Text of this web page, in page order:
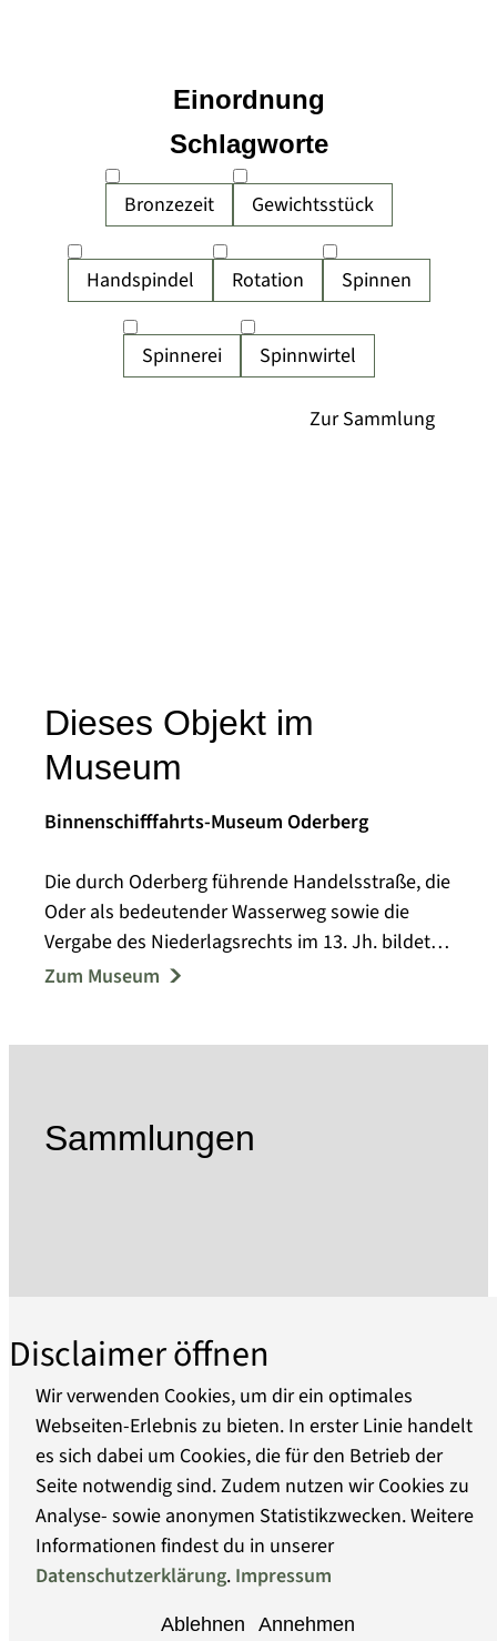
Bronzezeit Gewichtsstück
Handspindel Rotation Spinnen
Spinnerei Spinnwirtel
Einordnung
Schlagworte
Dieses Objekt im
Museum
Binnenschifffahrts-Museum Oderberg
Die durch Oderberg führende Handelsstraße, die
Oder als bedeutender Wasserweg sowie die
Vergabe des Niederlagsrechts im 13. Jh. bildeten
die Grundlage regen Handels in der Region, von
Wirtschaft, wobei der Schiffbau in der zweiten
Hälfte des 19. Jh. besonders prosperierte.
Binnenschifffahrt im Odergebiet liegt. Die
technische Entwicklung der Schiffe des
Oderraumes und ihre Besonderheiten werden
an Hand von Modellen, Abbildungen und
Dokumenten dargestellt. Seit 1979 liegt der 1897
gebaute Seitenraddampfer RIESA an der Alten
Oder im Museumspark.
Die in 2012 beginnenden Umstrukturierungs-
und Baumassnahmen haben zum Ziel, die
Zum Museum
Sammlungen
Über uns
Barrierefreiheit
Datenschutz
Disclaimer öffnen
Wir verwenden Cookies, um dir ein optimales
Webseiten-Erlebnis zu bieten. In erster Linie handelt
es sich dabei um Cookies, die für den Betrieb der
Seite notwendig sind. Zudem nutzen wir Cookies zu
Analyse- sowie anonymen Statistikzwecken. Weitere
Informationen findest du in unserer
Datenschutzerklärung. Impressum
Ablehnen Annehmen